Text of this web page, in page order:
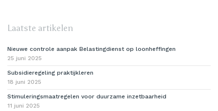
Laatste artikelen
Nieuwe controle aanpak Belastingdienst op loonheffingen
25 juni 2025
Subsidieregeling praktijkleren
18 juni 2025
Stimuleringsmaatregelen voor duurzame inzetbaarheid
11 juni 2025